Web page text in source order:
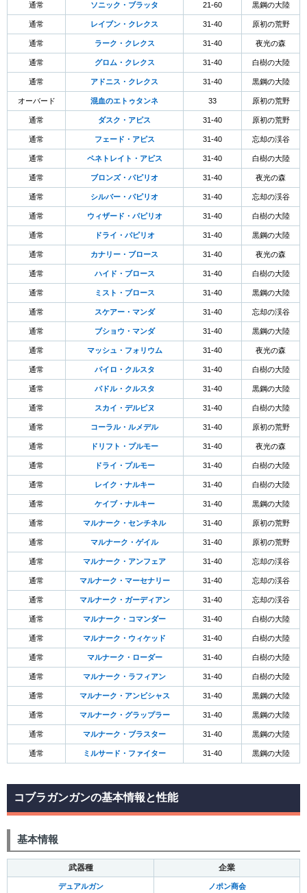
通常 ソニック・ブラッタ 21-60 黒鋼の大陸
通常 レイブン・クレクス 31-40 原初の荒野
通常 ラーク・クレクス 31-40 夜光の森
通常 グロム・クレクス 31-40 白樹の大陸
通常 アドニス・クレクス 31-40 黒鋼の大陸
オーバード 混血のエトゥタンネ 33 原初の荒野
通常 ダスク・アピス 31-40 原初の荒野
通常 フェード・アピス 31-40 忘却の渓谷
通常 ペネトレイト・アピス 31-40 白樹の大陸
通常 ブロンズ・パピリオ 31-40 夜光の森
通常 シルバー・パピリオ 31-40 忘却の渓谷
通常 ウィザード・パピリオ 31-40 白樹の大陸
通常 ドライ・パピリオ 31-40 黒鋼の大陸
通常 カナリー・ブロース 31-40 夜光の森
通常 ハイド・ブロース 31-40 白樹の大陸
通常 ミスト・ブロース 31-40 黒鋼の大陸
通常 スケアー・マンダ 31-40 忘却の渓谷
通常 ブショウ・マンダ 31-40 黒鋼の大陸
通常 マッシュ・フォリウム 31-40 夜光の森
通常 パイロ・クルスタ 31-40 白樹の大陸
通常 パドル・クルスタ 31-40 黒鋼の大陸
通常 スカイ・デルピヌ 31-40 白樹の大陸
通常 コーラル・ルメデル 31-40 原初の荒野
通常 ドリフト・プルモー 31-40 夜光の森
通常 ドライ・プルモー 31-40 白樹の大陸
通常 レイク・ナルキー 31-40 白樹の大陸
通常 ケイブ・ナルキー 31-40 黒鋼の大陸
通常 マルナーク・センチネル 31-40 原初の荒野
通常 マルナーク・ゲイル 31-40 原初の荒野
通常 マルナーク・アンフェア 31-40 忘却の渓谷
通常 マルナーク・マーセナリー 31-40 忘却の渓谷
通常 マルナーク・ガーディアン 31-40 忘却の渓谷
通常 マルナーク・コマンダー 31-40 白樹の大陸
通常 マルナーク・ウィケッド 31-40 白樹の大陸
通常 マルナーク・ローダー 31-40 白樹の大陸
通常 マルナーク・ラフィアン 31-40 白樹の大陸
通常 マルナーク・アンビシャス 31-40 黒鋼の大陸
通常 マルナーク・グラップラー 31-40 黒鋼の大陸
通常 マルナーク・ブラスター 31-40 黒鋼の大陸
通常 ミルサード・ファイター 31-40 黒鋼の大陸
コブラガンガンの基本情報と性能
基本情報
武器種 企業
デュアルガン ノポン商会